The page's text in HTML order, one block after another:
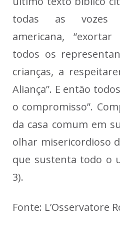
todas as vozes
americana,
todos os
crianças, a
Aliança”. E então
o compromisso”.
da casa comum em
olhar misericordioso
que sustenta todo o
3).
Fonte: L’Osservatore